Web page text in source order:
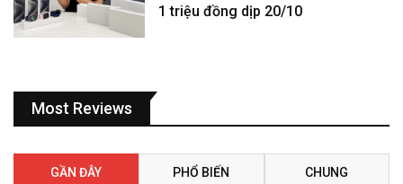
1 triệu đồng dịp 20/10
Most Reviews
GẦN ĐÂY PHỔ BIẾN CHUNG